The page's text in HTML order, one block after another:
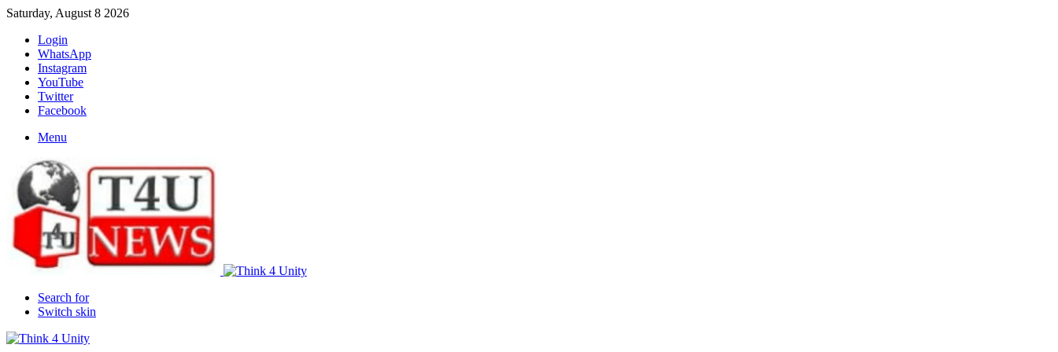
Saturday, August 8 2026
Login
WhatsApp
Instagram
YouTube
Twitter
Facebook
Menu
Search for
Switch skin